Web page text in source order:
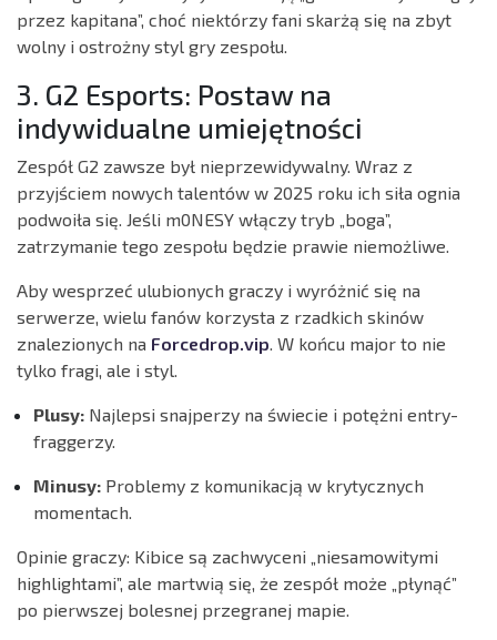
przez kapitana”, choć niektórzy fani skarżą się na zbyt
wolny i ostrożny styl gry zespołu.
3. G2 Esports: Postaw na
indywidualne umiejętności
Zespół G2 zawsze był nieprzewidywalny. Wraz z
przyjściem nowych talentów w 2025 roku ich siła ognia
podwoiła się. Jeśli m0NESY włączy tryb „boga”,
zatrzymanie tego zespołu będzie prawie niemożliwe.
Aby wesprzeć ulubionych graczy i wyróżnić się na
serwerze, wielu fanów korzysta z rzadkich skinów
znalezionych na Forcedrop.vip. W końcu major to nie
tylko fragi, ale i styl.
Plusy: Najlepsi snajperzy na świecie i potężni entry-
fraggerzy.
Minusy: Problemy z komunikacją w krytycznych
momentach.
Opinie graczy: Kibice są zachwyceni „niesamowitymi
highlightami”, ale martwią się, że zespół może „płynąć”
po pierwszej bolesnej przegranej mapie.